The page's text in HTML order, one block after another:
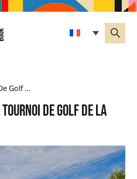
Golf De Paris X Gant, Le Tournoi De Golf De La Rentrée À Ne Pas Rater
de Golf de la